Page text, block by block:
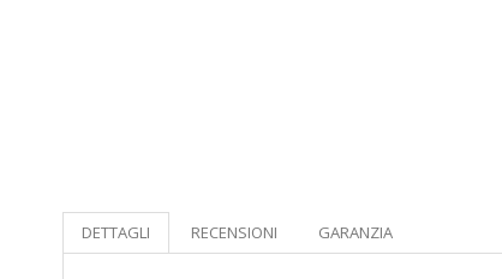
DETTAGLI RECENSIONI GARANZIA